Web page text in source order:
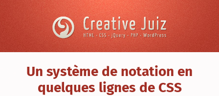
Un système de notation en
quelques lignes de CSS